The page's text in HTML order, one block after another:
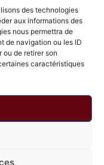
des technologies
aux informations des
nous permettra de
de navigation ou les ID
ou de retirer son
caractéristiques
réservés.